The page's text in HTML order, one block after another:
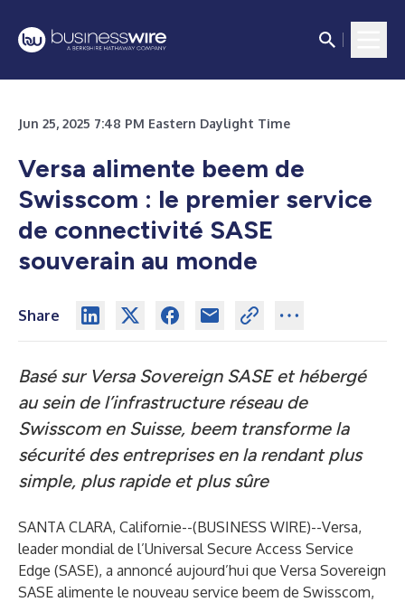
Jun 25, 2025 7:48 PM Eastern Daylight Time
Versa alimente beem de
Swisscom : le premier service
de connectivité SASE
souverain au monde
Share
Basé sur Versa Sovereign SASE et hébergé
au sein de l’infrastructure réseau de
Swisscom en Suisse, beem transforme la
sécurité des entreprises en la rendant plus
simple, plus rapide et plus sûre
SANTA CLARA, Californie--(BUSINESS WIRE)--Versa,
leader mondial de l’Universal Secure Access Service
Edge (SASE), a annoncé aujourd’hui que Versa Sovereign
SASE alimente le nouveau service beem de Swisscom,